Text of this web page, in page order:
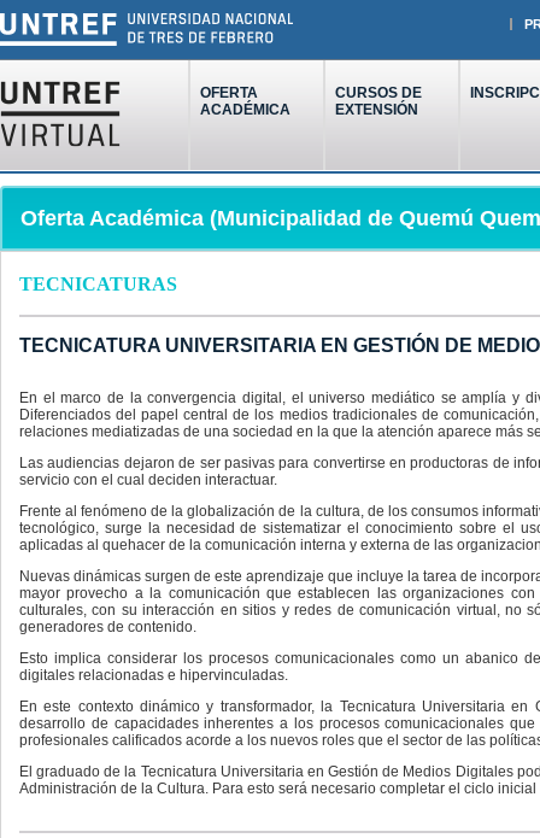
OFERTA
ACADÉMICA
CURSOS DE
EXTENSIÓN
Oferta Académica (Municipalidad de Quemú
TECNICATURAS
TECNICATURA UNIVERSITARIA EN GESTIÓN DE
En el marco de la convergencia digital, el universo mediático se amplía y
Diferenciados del papel central de los medios tradicionales de
relaciones mediatizadas de una sociedad en la que la atención aparece más
Las audiencias dejaron de ser pasivas para convertirse en productoras de
servicio con el cual deciden interactuar.
Frente al fenómeno de la globalización de la cultura, de los consumos
tecnológico, surge la necesidad de sistematizar el conocimiento sobre el
aplicadas al quehacer de la comunicación interna y externa de las
Nuevas dinámicas surgen de este aprendizaje que incluye la tarea de
mayor provecho a la comunicación que establecen las organizaciones
culturales, con su interacción en sitios y redes de comunicación virtual, no
generadores de contenido.
Esto implica considerar los procesos comunicacionales como un abanico
digitales relacionadas e hipervinculadas.
En este contexto dinámico y transformador, la Tecnicatura Universitaria
desarrollo de capacidades inherentes a los procesos comunicacionales
profesionales calificados acorde a los nuevos roles que el sector de las
El graduado de la Tecnicatura Universitaria en Gestión de Medios Digitales
Administración de la Cultura. Para esto será necesario completar el ciclo